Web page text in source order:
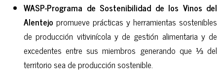
WASP-Programa de Sostenibilidad de los Vinos del
Alentejo promueve prácticas y herramientas sostenibles
de producción vitivinícola y de gestión alimentaria y de
excedentes entre sus miembros generando que ⅓ del
territorio sea de producción sostenible.